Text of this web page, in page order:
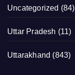
Uncategorized (84)
Uttar Pradesh (11)
Uttarakhand (843)